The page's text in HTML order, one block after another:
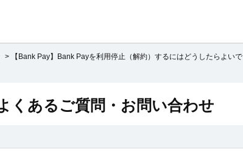
>
【Bank Pay】Bank Payを利用停止（解約）するにはどうしたらよいで
くあるご質問・お問い合わせ